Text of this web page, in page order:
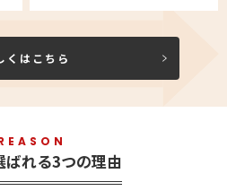
くはこちら
ばれる3つの理由